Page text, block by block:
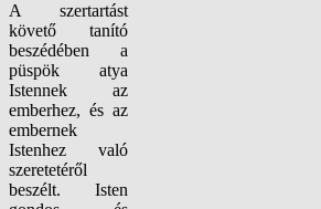
A szertartást
követő tanító
beszédében a
püspök atya
Istennek az
emberhez, és az
embernek
Istenhez való
szeretetéről
beszélt. Isten